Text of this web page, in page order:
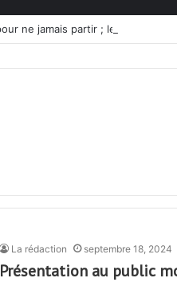
ne jamais partir ; les Togolais
La rédaction septembre 18, 2024
Présentation au public